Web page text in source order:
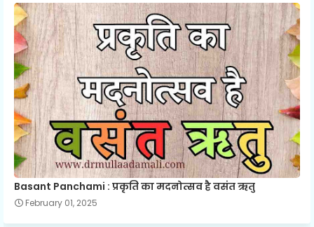
Basant Panchami : प्रकृति का मदनोत्सव है वसंत ऋतु
February 01, 2025